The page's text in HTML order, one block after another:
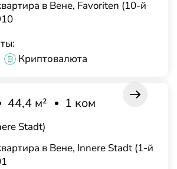
в Вене, Favoriten (10-й
Криптовалюта
в Вене, Innere Stadt (1-й
44,4 м² 1 ком
Stadt)